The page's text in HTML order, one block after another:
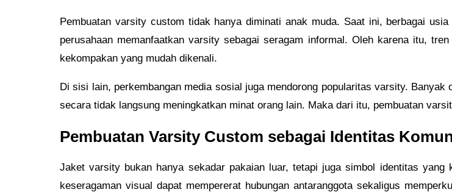
Pembuatan varsity custom tidak hanya diminati anak muda. Saat ini, berbagai
perusahaan memanfaatkan varsity sebagai seragam informal. Oleh karena itu,
kekompakan yang mudah dikenali.
Di sisi lain, perkembangan media sosial juga mendorong popularitas varsity.
secara tidak langsung meningkatkan minat orang lain. Maka dari itu, pembuatan
Pembuatan Varsity Custom sebagai Identitas
Jaket varsity bukan hanya sekadar pakaian luar, tetapi juga simbol identitas
keseragaman visual dapat mempererat hubungan antaranggota sekaligus